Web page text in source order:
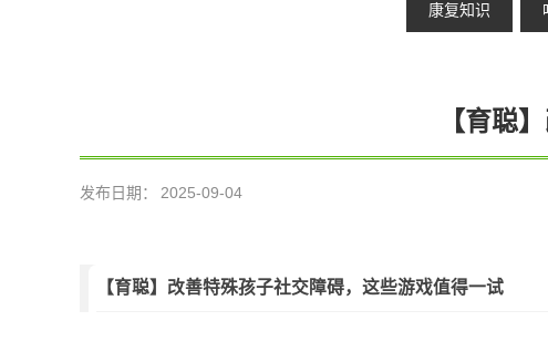
康复知识
【育聪
发布日期： 2025-09-04
【育聪】改善特殊孩子社交障碍，这些游戏值得一试